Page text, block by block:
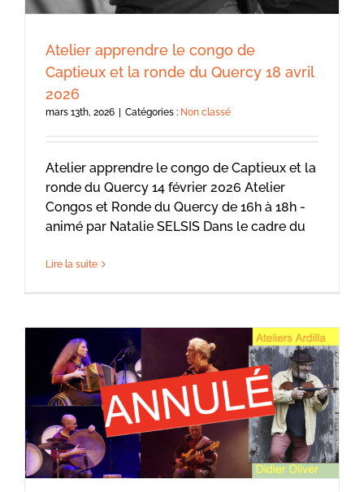
Atelier apprendre le congo de
Captieux et la ronde du Quercy 18 avril
2026
mars 13th, 2026 Catégories : Non classé
Atelier apprendre le congo de Captieux et la
ronde du Quercy 14 février 2026 Atelier
Congos et Ronde du Quercy de 16h à 18h -
animé par Natalie SELSIS Dans le cadre du
Lire la suite